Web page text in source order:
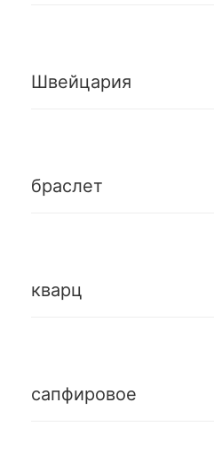
Швейцария
браслет
кварц
сапфировое